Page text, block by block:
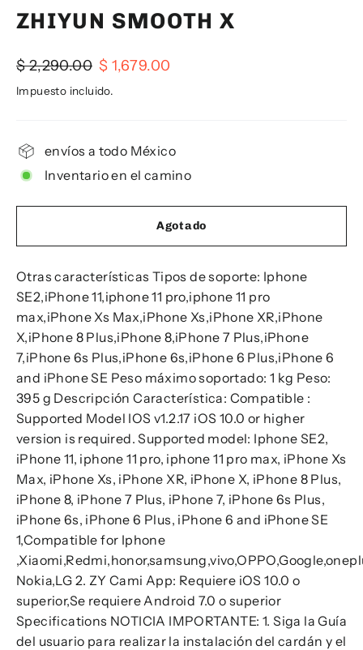
ZHIYUN SMOOTH X
Precio
habitual
$ 2,290.00 Precio
de
$ 1,679.00
Impuesto incluido.
envíos a todo México
Inventario en el camino
Agotado
Otras características Tipos de soporte: Iphone
SE2,iPhone 11,iphone 11 pro,iphone 11 pro
max,iPhone Xs Max,iPhone Xs,iPhone XR,iPhone
X,iPhone 8 Plus,iPhone 8,iPhone 7 Plus,iPhone
7,iPhone 6s Plus,iPhone 6s,iPhone 6 Plus,iPhone 6
and iPhone SE Peso máximo soportado: 1 kg Peso:
395 g Descripción Característica: Compatible :
Supported Model IOS v1.2.17 iOS 10.0 or higher
version is required. Supported model: Iphone SE2,
iPhone 11, iphone 11 pro, iphone 11 pro max, iPhone Xs
Max, iPhone Xs, iPhone XR, iPhone X, iPhone 8 Plus,
iPhone 8, iPhone 7 Plus, iPhone 7, iPhone 6s Plus,
iPhone 6s, iPhone 6 Plus, iPhone 6 and iPhone SE
1,Compatible for Iphone
Nokia,LG 2. ZY Cami App: Requiere iOS 10.0 o
superior,Se requiere Android 7.0 o superior
Specifications NOTICIA IMPORTANTE: 1. Siga la Guía
del usuario para realizar la instalación del cardán y el